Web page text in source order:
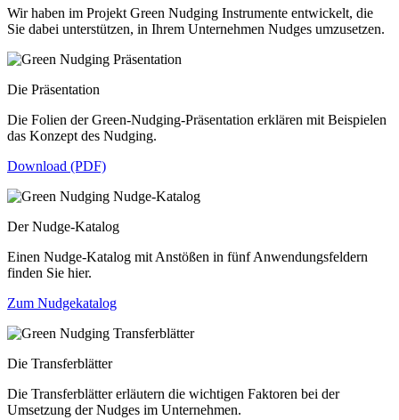
Wir haben im Projekt Green Nudging Instrumente entwickelt, die
Sie dabei unterstützen, in Ihrem Unternehmen Nudges umzusetzen.
Die Präsentation
Die Folien der Green-Nudging-Präsentation erklären mit Beispielen
das Konzept des Nudging.
Download (PDF)
Der Nudge-Katalog
Einen Nudge-Katalog mit Anstößen in fünf Anwendungsfeldern
finden Sie hier.
Zum Nudgekatalog
Die Transferblätter
Die Transferblätter erläutern die wichtigen Faktoren bei der
Umsetzung der Nudges im Unternehmen.